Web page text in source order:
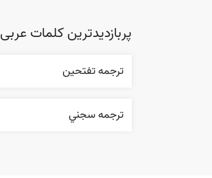
پربازدیدترین کلمات عربی
ترجمه تفتحين
ترجمه سجني